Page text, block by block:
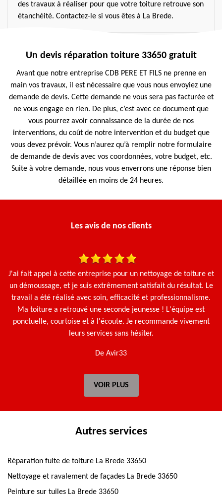
des travaux à réaliser pour que votre toiture retrouve son
étanchéité. Contactez-le si vous êtes à La Brede.
Un devis réparation toiture 33650 gratuit
Avant que notre entreprise CDB PERE ET FILS ne prenne en
main vos travaux, il est nécessaire que vous nous envoyiez une
demande de devis. Cette demande ne vous sera pas facturée et
ne vous engage en rien. De plus, c’est avec ce document que
vous pourrez avoir connaissance de la durée de nos
interventions, du coût de notre intervention et du budget que
vous devez prévoir. Vous n’aurez qu’à remplir notre formulaire
de demande de devis avec vos coordonnées, votre budget, etc.
Suite à votre demande, nous vous enverrons une réponse bien
détaillée en moins de 24 heures.
Les avis de nos clients
J'ai fait appel à cette entreprise pour un nettoyage de toiture et
un démoussage, et je suis extrêmement satisfait du résultat. Le
travail a été réalisé avec soin, efficacité et professionnalisme.
Ma toiture a retrouvé une seconde jeunesse ! L'équipe est
ponctuelle, courtoise et à l'écoute. Je recommande vivement
leurs services sans hésiter.
De Avir33
VOIR PLUS
Autres services
Réparation fuite de toiture La Brede 33650
Nettoyage et ravalement de façades La Brede 33650
Peinture sur tuiles La Brede 33650